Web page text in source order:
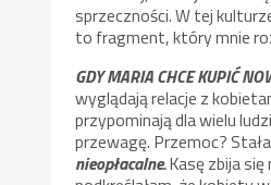
sprzeczności. W tej
to fragment, który mnie
GDY MARIA CHCE KUPIĆ
wyglądają relacje z
przypominają dla wielu
przewagę. Przemoc?
nieopłacalne.Kasę zbija